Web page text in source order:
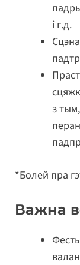
і г.д.
з
*Болей пра
Важна